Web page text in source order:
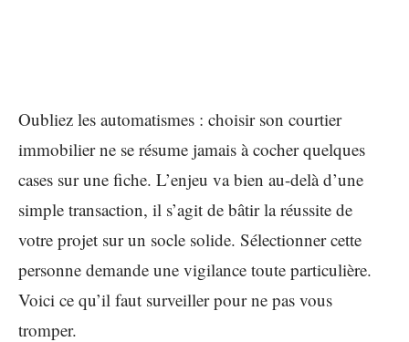
Oubliez les automatismes : choisir son courtier
immobilier ne se résume jamais à cocher quelques
cases sur une fiche. L’enjeu va bien au-delà d’une
simple transaction, il s’agit de bâtir la réussite de
votre projet sur un socle solide. Sélectionner cette
personne demande une vigilance toute particulière.
Voici ce qu’il faut surveiller pour ne pas vous
tromper.